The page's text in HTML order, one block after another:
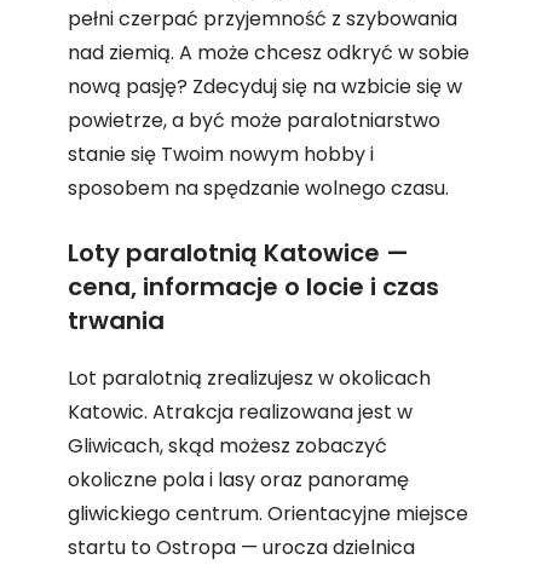
pełni czerpać przyjemność z szybowania
nad ziemią. A może chcesz odkryć w sobie
nową pasję? Zdecyduj się na wzbicie się w
powietrze, a być może paralotniarstwo
stanie się Twoim nowym hobby i
sposobem na spędzanie wolnego czasu.
Loty paralotnią Katowice —
cena, informacje o locie i czas
trwania
Lot paralotnią zrealizujesz w okolicach
Katowic. Atrakcja realizowana jest w
Gliwicach, skąd możesz zobaczyć
okoliczne pola i lasy oraz panoramę
gliwickiego centrum. Orientacyjne miejsce
startu to Ostropa — urocza dzielnica